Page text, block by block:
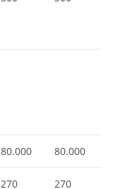
80.000 80.000
270 270